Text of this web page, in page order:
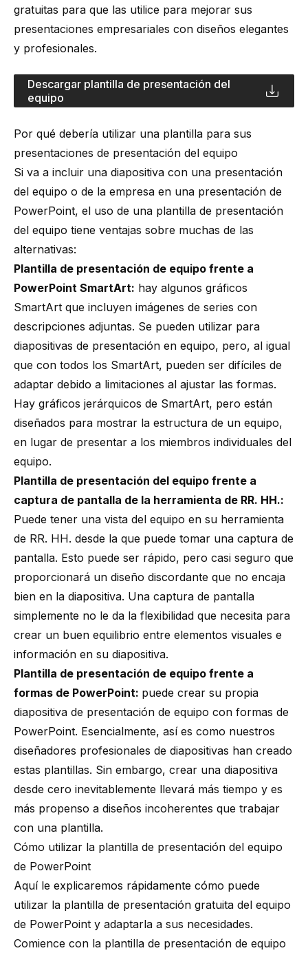
gratuitas para que las utilice para mejorar sus
presentaciones empresariales con diseños elegantes
y profesionales.
Descargar plantilla de presentación del
equipo
Por qué debería utilizar una plantilla para sus
presentaciones de presentación del equipo
Si va a incluir una diapositiva con una presentación
del equipo o de la empresa en una presentación de
PowerPoint, el uso de una plantilla de presentación
del equipo tiene ventajas sobre muchas de las
alternativas:
Plantilla de presentación de equipo frente a
PowerPoint SmartArt: hay algunos gráficos
SmartArt que incluyen imágenes de series con
descripciones adjuntas. Se pueden utilizar para
diapositivas de presentación en equipo, pero, al igual
que con todos los SmartArt, pueden ser difíciles de
adaptar debido a limitaciones al ajustar las formas.
Hay gráficos jerárquicos de SmartArt, pero están
diseñados para mostrar la estructura de un equipo,
en lugar de presentar a los miembros individuales del
equipo.
Plantilla de presentación del equipo frente a
captura de pantalla de la herramienta de RR. HH.:
Puede tener una vista del equipo en su herramienta
de RR. HH. desde la que puede tomar una captura de
pantalla. Esto puede ser rápido, pero casi seguro que
proporcionará un diseño discordante que no encaja
bien en la diapositiva. Una captura de pantalla
simplemente no le da la flexibilidad que necesita para
crear un buen equilibrio entre elementos visuales e
información en su diapositiva.
Plantilla de presentación de equipo frente a
formas de PowerPoint: puede crear su propia
diapositiva de presentación de equipo con formas de
PowerPoint. Esencialmente, así es como nuestros
diseñadores profesionales de diapositivas han creado
estas plantillas. Sin embargo, crear una diapositiva
desde cero inevitablemente llevará más tiempo y es
más propenso a diseños incoherentes que trabajar
con una plantilla.
Cómo utilizar la plantilla de presentación del equipo
de PowerPoint
Aquí le explicaremos rápidamente cómo puede
utilizar la plantilla de presentación gratuita del equipo
de PowerPoint y adaptarla a sus necesidades.
Comience con la plantilla de presentación de equipo